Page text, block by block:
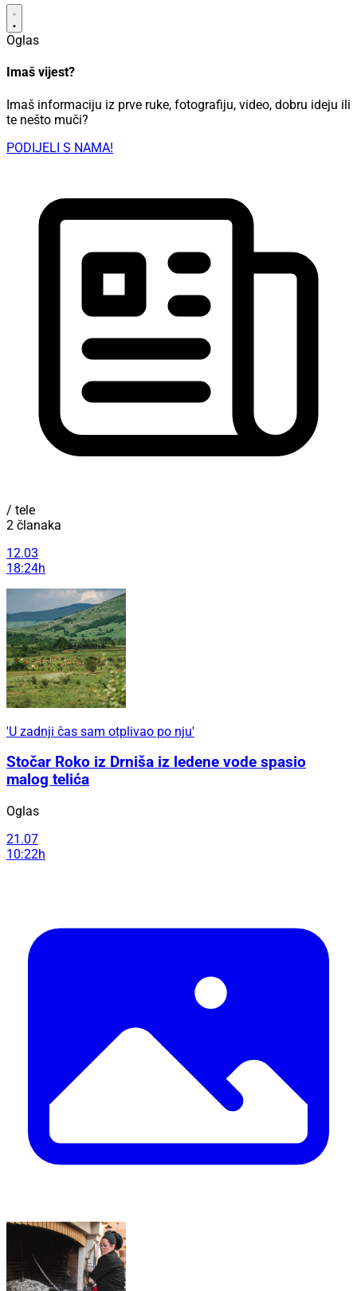
Oglas
Imaš vijest?
Imaš informaciju iz prve ruke, fotografiju, video, dobru ideju ili
te nešto muči?
PODIJELI S NAMA!
/ tele
2 članaka
12.03
18:24h
'U zadnji čas sam otplivao po nju'
Stočar Roko iz Drniša iz ledene vode spasio
malog telića
Oglas
21.07
10:22h